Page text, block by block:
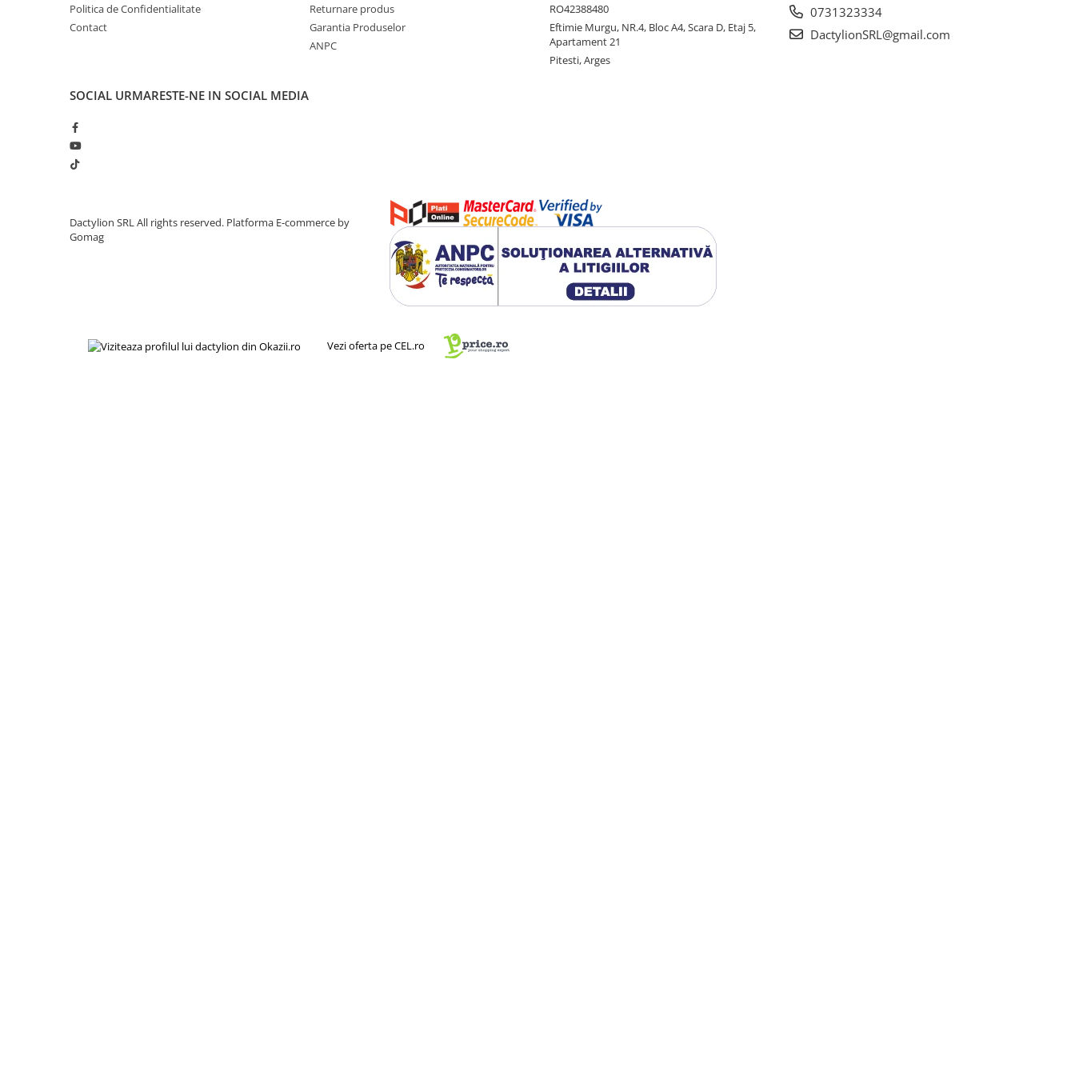
Compatibil cu majoritatea sticlelor din plastic
Permite udare controlata
Politica de Confidentialitate
Contact
Returnare produs
Garantia Produselor
ANPC
RO42388480
Eftimie Murgu, NR.4, Bloc A4, Scara D, Etaj 5,
Apartament 21
Pitesti, Arges
0731323334
DactylionSRL@gmail.com
SOCIAL URMARESTE-NE IN SOCIAL MEDIA
Dactylion SRL All rights reserved. Platforma E-commerce by
Gomag
Vezi oferta pe CEL.ro